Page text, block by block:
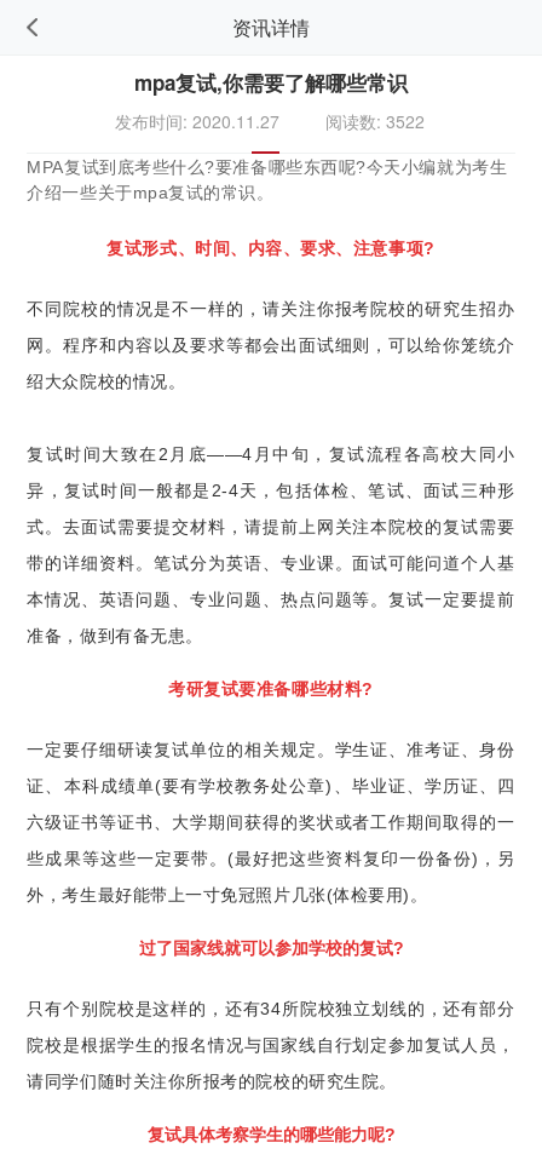
资讯详情
mpa复试,你需要了解哪些常识
发布时间: 2020.11.27 阅读数: 3522
MPA复试到底考些什么?要准备哪些东西呢?今天小编就为考生
介绍一些关于mpa复试的常识。
复试形式、时间、内容、要求、注意事项?
不同院校的情况是不一样的，请关注你报考院校的研究生招办
网。程序和内容以及要求等都会出面试细则，可以给你笼统介
绍大众院校的情况。
复试时间大致在2月底——4月中旬，复试流程各高校大同小
异，复试时间一般都是2-4天，包括体检、笔试、面试三种形
式。去面试需要提交材料，请提前上网关注本院校的复试需要
带的详细资料。笔试分为英语、专业课。面试可能问道个人基
本情况、英语问题、专业问题、热点问题等。复试一定要提前
准备，做到有备无患。
考研复试要准备哪些材料?
一定要仔细研读复试单位的相关规定。学生证、准考证、身份
证、本科成绩单(要有学校教务处公章)、毕业证、学历证、四
六级证书等证书、大学期间获得的奖状或者工作期间取得的一
些成果等这些一定要带。(最好把这些资料复印一份备份)，另
外，考生最好能带上一寸免冠照片几张(体检要用)。
过了国家线就可以参加学校的复试?
只有个别院校是这样的，还有34所院校独立划线的，还有部分
院校是根据学生的报名情况与国家线自行划定参加复试人员，
请同学们随时关注你所报考的院校的研究生院。
复试具体考察学生的哪些能力呢?